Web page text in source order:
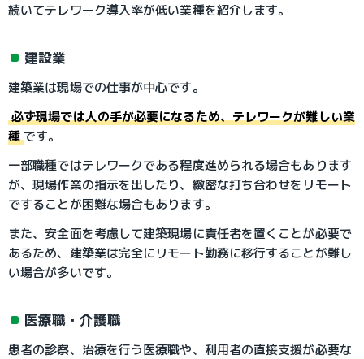
続いてテレワーク導入率が低い業種を紹介します。
建設業
建築業は現場での仕事が中心です。
必ず現場では人の手が必要になるため、テレワークが難しい業
種 です。
一部職種ではテレワークである程度進められる場合もあります
が、現場作業の指示を出したり、緻密な打ち合わせをリモート
ですることが困難な場合もあります。
また、安全面を考慮して建築現場に責任者を置くことが必要で
あるため、建築業は完全にリモート勤務に移行することが難し
い場合が多いです。
医療職・介護職
患者の診察、治療を行う医療職や、利用者の直接支援が必要な